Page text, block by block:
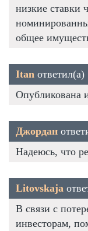
низкие ставки
общее
Itan ответил(а)
Опубликована
Джордан
Надеюсь, что
Litovskaja
В связи с
инвесторам,